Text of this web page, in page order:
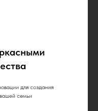
для создания
семьи